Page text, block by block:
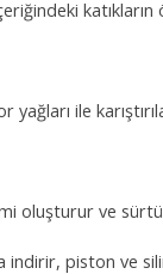
ile
oluşturur ve
indirir, piston ve